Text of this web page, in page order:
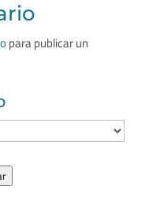
para publicar un